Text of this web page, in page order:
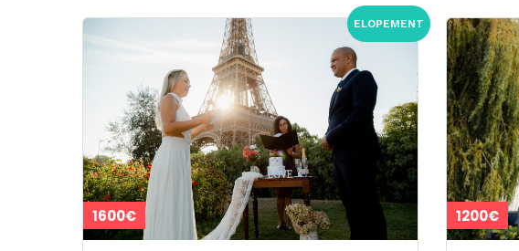
ELOPEMENT
1600€ 1200€